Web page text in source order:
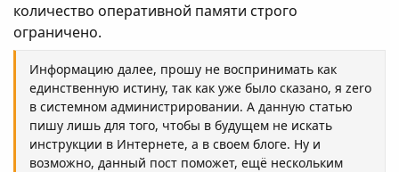
количество оперативной памяти строго
ограничено.
Информацию далее, прошу не воспринимать как
единственную истину, так как уже было сказано, я zero
в системном администрировании. А данную статью
пишу лишь для того, чтобы в будущем не искать
инструкции в Интернете, а в своем блоге. Ну и
возможно, данный пост поможет, ещё нескольким